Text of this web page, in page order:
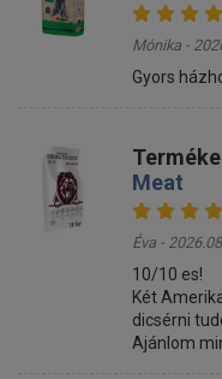
Mónika -
Gyors
Meat
Éva -
10/10 es!
Két
dicsérni
Ajánlom